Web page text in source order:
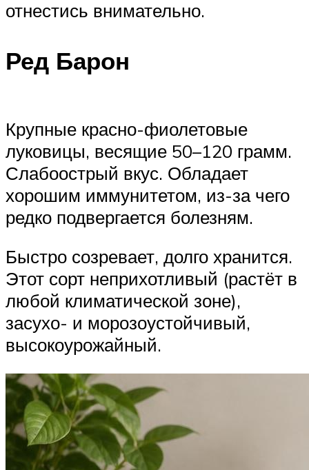
отнестись внимательно.
Ред Барон
Крупные красно-фиолетовые
луковицы, весящие 50–120 грамм.
Слабоострый вкус. Обладает
хорошим иммунитетом, из-за чего
редко подвергается болезням.
Быстро созревает, долго хранится.
Этот сорт неприхотливый (растёт в
любой климатической зоне),
засухо- и морозоустойчивый,
высокоурожайный.